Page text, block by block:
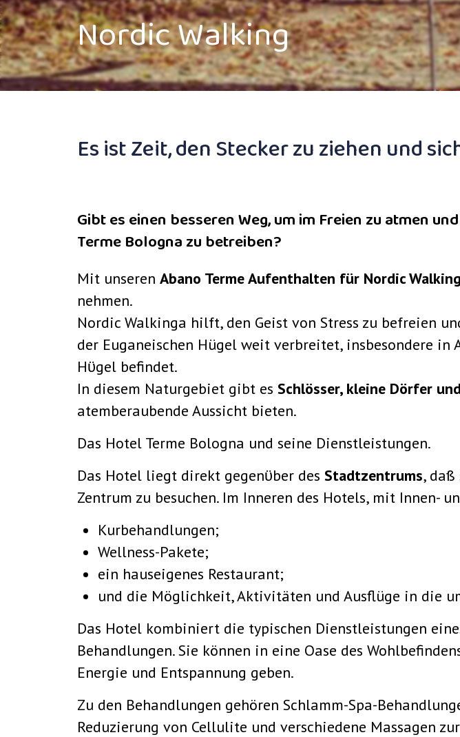
Nordic Walking
Es ist Zeit, den Stecker zu ziehen und
Gibt es einen besseren Weg, um im Freien zu atmen
Terme Bologna zu betreiben?
Mit unseren Abano Terme Aufenthalten für Nordic Walking
nehmen.
Nordic Walkinga hilft, den Geist von Stress zu befreien
der Euganeischen Hügel weit verbreitet, insbesondere in
Hϋgel befindet.
In diesem Naturgebiet gibt es Schlösser, kleine Dörfer
atemberaubende Aussicht bieten.
Das Hotel Terme Bologna und seine Dienstleistungen.
Das Hotel liegt direkt gegenϋber des Stadtzentrums,
Zentrum zu besuchen. Im Inneren des Hotels, mit Innen-
Kurbehandlungen;
Wellness-Pakete;
ein hauseigenes Restaurant;
und die Möglichkeit, Aktivitäten und Ausflüge in die
Das Hotel kombiniert die typischen Dienstleistungen
Behandlungen. Sie können in eine Oase des
Energie und Entspannung geben.
Zu den Behandlungen gehören Schlamm-Spa-
Reduzierung von Cellulite und verschiedene Massagen